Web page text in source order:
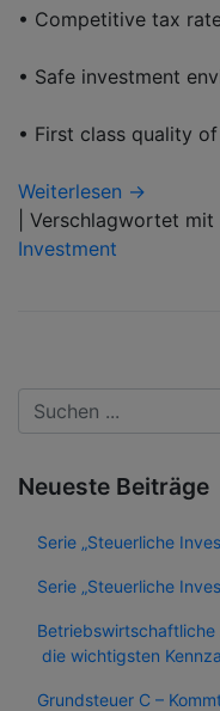
• Competitive tax
• Safe investment
• First class quality
Weiterlesen →
Verschlagwortet mit
Investment
Neueste Beiträge
Serie „Steuerliche
Serie „Steuerliche
Betriebswirtschaftliche
die wichtigsten
Grundsteuer C –